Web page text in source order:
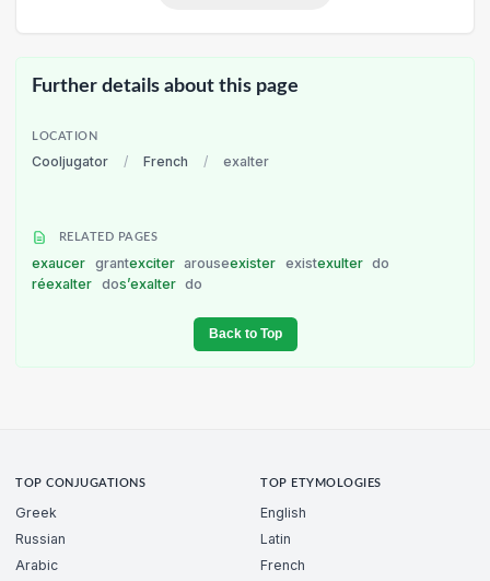
Further details about this page
LOCATION
Cooljugator / French / exalter
RELATED PAGES
exaucer grantexciter arouseexister existexulter do
réexalter dos’exalter do
Back to Top
TOP CONJUGATIONS
Greek
Russian
Arabic
TOP ETYMOLOGIES
English
Latin
French